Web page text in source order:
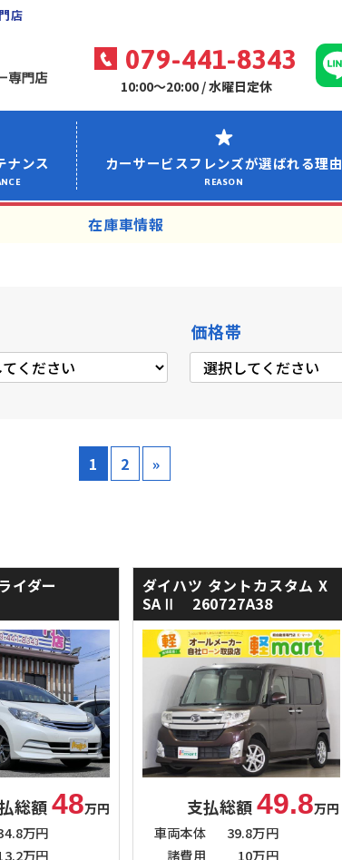
店
079-441-8343
10:00～20:00 / 水曜日定休
ナンス カーサービスフレンズが選ばれる理由
REASON
在庫車情報
価格帯
1 2 »
ライダー
総額 48万円
万円
万円
ダイハツ タントカスタムX
SAⅡ 260727A38
支払総額 49.8万円
車両本体
39.8万円
諸費用
10万円